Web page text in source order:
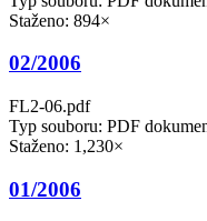
Staženo: 894×
02/2006
FL2-06.pdf
Typ souboru: PDF
Staženo: 1,230×
01/2006